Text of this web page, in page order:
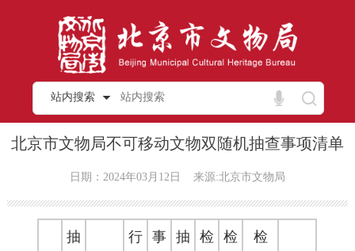
站内搜索
北京市文物局不可移动文物双随机抽查事项清单
日期：2024年03月12日 来源:北京市文物局
抽
行
事
抽
检
检
检